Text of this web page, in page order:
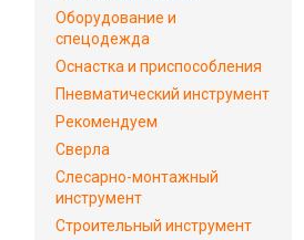
Оборудование и
спецодежда
Оснастка и приспособления
Пневматический инструмент
Рекомендуем
Сверла
Слесарно-монтажный
инструмент
Строительный инструмент